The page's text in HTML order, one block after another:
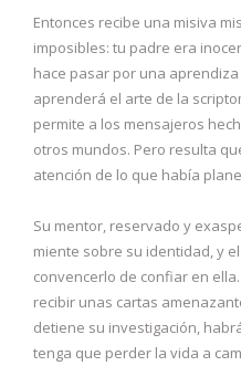
Entonces recibe una misiva
imposibles: tu padre era
hace pasar por una
aprenderá el arte de la
permite a los mensajeros
otros mundos. Pero resulta
atención de lo que había
Su mentor, reservado y
miente sobre su identidad, y
convencerlo de confiar en
recibir unas cartas
detiene su investigación,
tenga que perder la vida a